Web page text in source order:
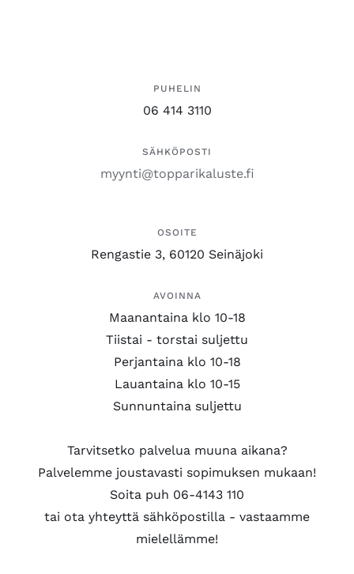
PUHELIN
06 414 3110
SÄHKÖPOSTI
myynti@topparikaluste.fi
OSOITE
Rengastie 3, 60120 Seinäjoki
AVOINNA
Maanantaina klo 10-18
Tiistai - torstai suljettu
Perjantaina klo 10-18
Lauantaina klo 10-15
Sunnuntaina suljettu
Tarvitsetko palvelua muuna aikana?
Palvelemme joustavasti sopimuksen mukaan!
Soita puh 06-4143 110
tai ota yhteyttä sähköpostilla - vastaamme
mielellämme!